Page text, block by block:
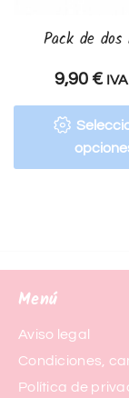
Pack de dos
9,90 €
Menú
Aviso legal
Condiciones,
Política de